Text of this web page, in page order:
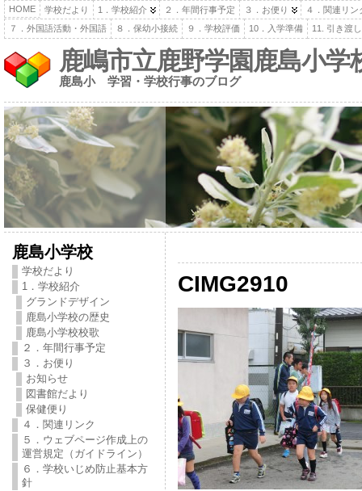
HOME 学校だより 1．学校紹介 ２．年間行事予定 ３．お便り
４．関連リン
７．外国語活動・外国語
８．保幼小接続 ９．学校評価 10．入学準備 11. 引き渡
鹿嶋市立鹿野学園鹿島小学
鹿島小 学習・学校行事のブログ
鹿島小学校
学校だより
1．学校紹介
グランドデザイン
鹿島小学校の歴史
鹿島小学校校歌
２．年間行事予定
３．お便り
お知らせ
図書館だより
保健便り
４．関連リンク
５．ウェブページ作成上の
運営規定（ガイドライン）
６．学校いじめ防止基本方
針
CIMG2910